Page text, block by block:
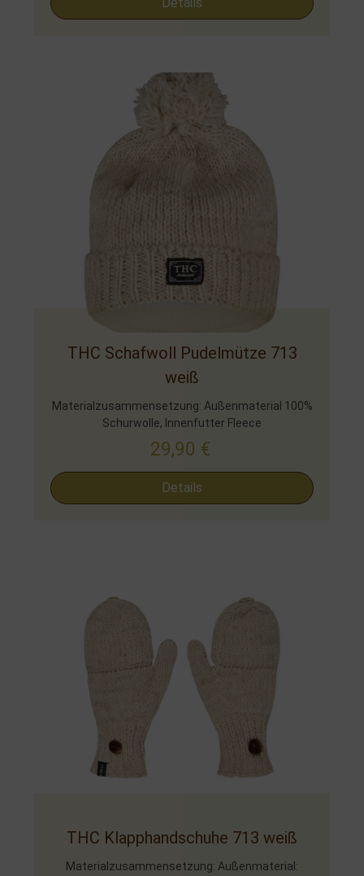
THC Schafwoll Pudelmütze 713
weiß
Materialzusammensetzung: Außenmaterial 100%
Schurwolle, Innenfutter Fleece
29,90 €
Details
THC Klapphandschuhe 713 weiß
Materialzusammensetzung: Außenmaterial: